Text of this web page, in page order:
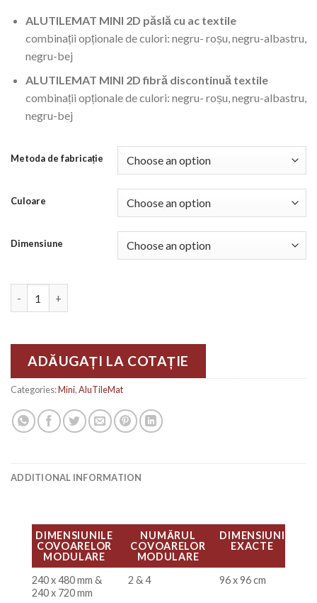
ALUTILEMAT MINI 2D păslă cu ac textile
combinații opționale de culori: negru- roșu, negru-albastru,
negru-bej
ALUTILEMAT MINI 2D fibră discontinuă textile
combinații opționale de culori: negru- roșu, negru-albastru,
negru-bej
Metoda de fabricație
Culoare
Dimensiune
ADĂUGAȚI LA COTAȚIE
Categories:Mini,AluTileMat
ADDITIONAL INFORMATION
DIMENSIUNILE
COVOARELOR
MODULARE
NUMĂRUL
COVOARELOR
MODULARE
DIMENSIUNI
EXACTE
240 x 480 mm &
240 x 720 mm
2 & 4 96 x 96 cm